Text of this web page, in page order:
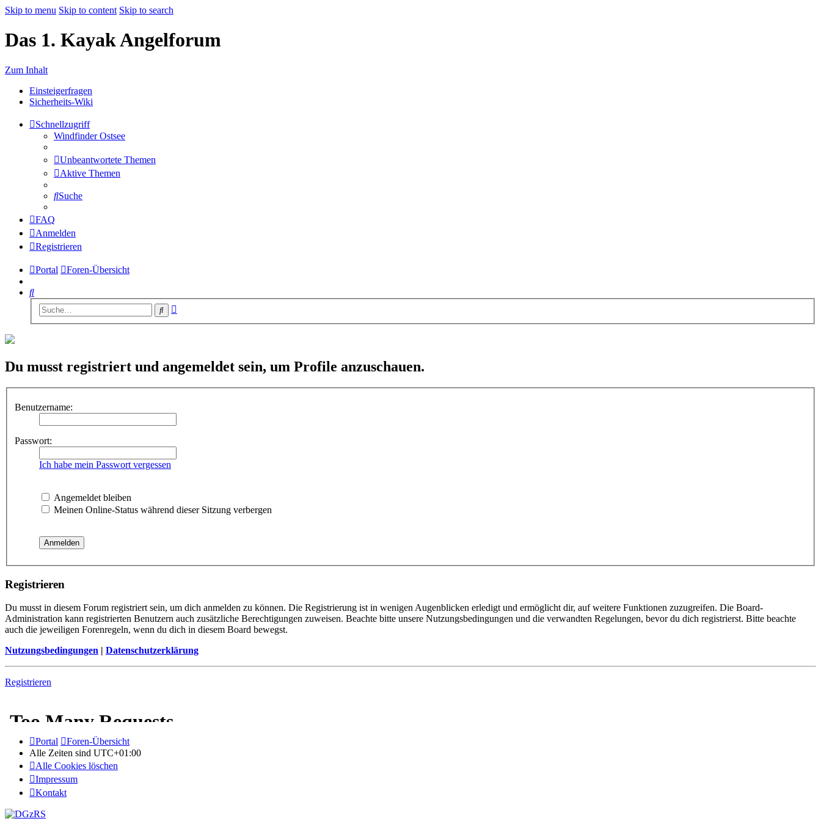
Skip to menu Skip to content Skip to search
Das 1. Kayak Angelforum
Zum Inhalt
Einsteigerfragen
Sicherheits-Wiki
Schnellzugriff
Windfinder Ostsee
Unbeantwortete Themen
Aktive Themen
Suche
FAQ
Anmelden
Registrieren
Portal Foren-Übersicht
Suche
Suche
Du musst registriert und angemeldet sein, um Profile anzuschauen.
Benutzername:
Passwort:
Ich habe mein Passwort vergessen
Angemeldet bleiben
Meinen Online-Status während dieser Sitzung verbergen
Registrieren
Du musst in diesem Forum registriert sein, um dich anmelden zu können. Die Registrierung ist in wenigen Augenblicken erledigt und ermöglicht dir, auf weitere Funktionen zuzugreifen. Die Board-
Administration kann registrierten Benutzern auch zusätzliche Berechtigungen zuweisen. Beachte bitte unsere Nutzungsbedingungen und die verwandten Regelungen, bevor du dich registrierst. Bitte beachte
auch die jeweiligen Forenregeln, wenn du dich in diesem Board bewegst.
Nutzungsbedingungen | Datenschutzerklärung
Registrieren
Portal
Foren-Übersicht
Alle Zeiten sind UTC+01:00
Alle Cookies löschen
Impressum
Kontakt